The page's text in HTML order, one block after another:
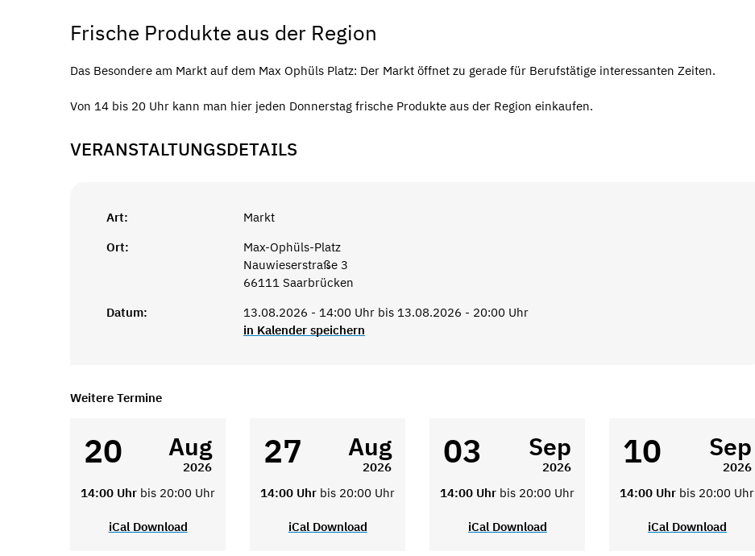
Frische Produkte aus der Region
Das Besondere am Markt auf dem Max Ophüls Platz: Der Markt öffnet zu gerade für Berufstätige interessanten Zeiten.
Von 14 bis 20 Uhr kann man hier jeden Donnerstag frische Produkte aus der Region einkaufen.
VERANSTALTUNGSDETAILS
Art:
Markt
Ort:
Max-Ophüls-Platz
Nauwieserstraße 3
66111 Saarbrücken
Datum:
13.08.2026 - 14:00 Uhr bis 13.08.2026 - 20:00 Uhr
in Kalender speichern
Weitere Termine
20 Aug
2026
14:00 Uhr bis 20:00 Uhr
iCal Download
27 Aug
2026
14:00 Uhr bis 20:00 Uhr
iCal Download
03 Sep
2026
14:00 Uhr bis 20:00 Uhr
iCal Download
10 Sep
2026
14:00 Uhr bis 20:00 Uhr
iCal Download